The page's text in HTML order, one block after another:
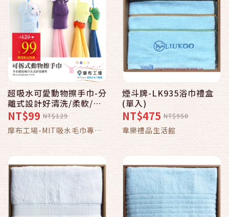
超吸水可愛動物擦手巾-分
離式設計好清洗/柔軟/無
棉絮-摩布工場-BG-3030
NT$99 NT$129
摩布工場-MIT吸水毛巾專賣
煙斗牌-LK935浴巾禮盒
(單入)
NT$475 NT$950
韋樂禮品生活館